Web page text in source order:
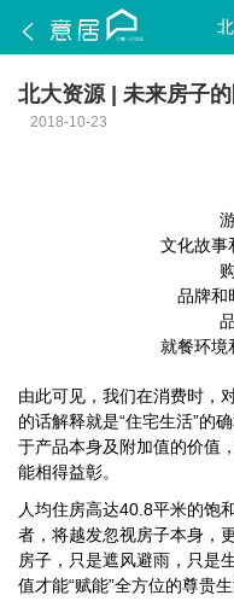
北大资源 | 未来房子
2018-10-23
文化故事
品牌和
就餐环境
由此可见，我们在消费时，
的话解释就是“住宅生活”的
于产品本身及附加值的价值
能相得益彰。
人均住房高达40.8平米的饱
者，将越发忽视房子本身，
房子，只是遮风避雨，只是
值才能“赋能”全方位的尊贵生